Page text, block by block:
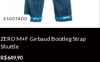
ESGOTADO
ZERO M+F Girbaud Bootleg Strap
Shuttle
R$649,90